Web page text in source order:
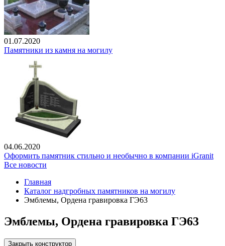
01.07.2020
Памятники из камня на могилу
04.06.2020
Оформить памятник стильно и необычно в компании iGranit
Все новости
Главная
Каталог надгробных памятников на могилу
Эмблемы, Ордена гравировка ГЭ63
Эмблемы, Ордена гравировка ГЭ63
Закрыть конструктор